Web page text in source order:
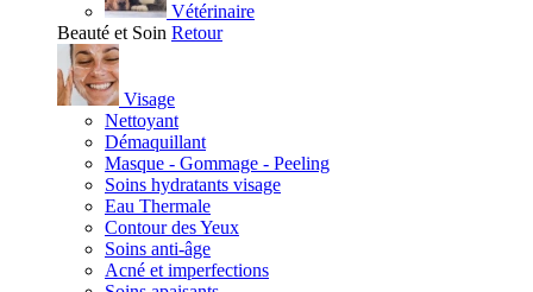
Vétérinaire
Beauté et Soin Retour
Visage
Nettoyant
Démaquillant
Masque - Gommage - Peeling
Soins hydratants visage
Eau Thermale
Contour des Yeux
Soins anti-âge
Acné et imperfections